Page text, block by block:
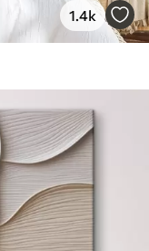
1.4k